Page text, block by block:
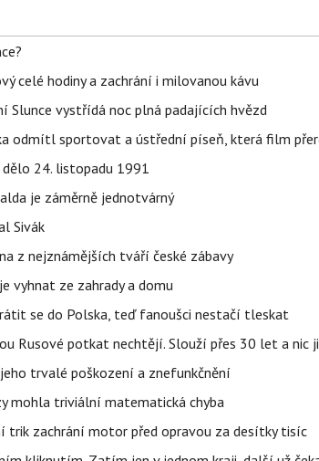
celé hodiny a zachrání i milovanou kávu
Slunce vystřídá noc plná padajících hvězd
odmítl sportovat a ústřední píseň, která film
dělo 24. listopadu 1991
je záměrně jednotvárný
Sivák
z nejznámějších tváří české zábavy
vyhnat ze zahrady a domu
se do Polska, teď fanoušci nestačí tleskat
Rusové potkat nechtějí. Slouží přes 30 let a nic
trvalé poškození a znefunkčnění
mohla triviální matematická chyba
trik zachrání motor před opravou za desítky tisíc